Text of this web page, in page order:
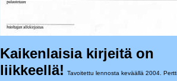
Kaikenlaisia kirjeitä on
liikkeellä!
Tavoitettu lennosta keväällä 2004.